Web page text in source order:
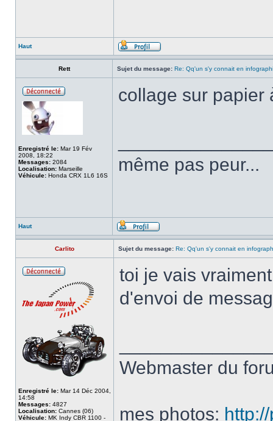
Haut
Rett Sujet du message: Re: Qq'un s'y connait en
Enregistré le: Mar 19 Fév
2008, 18:22
Messages: 2084
Localisation: Marseille
Véhicule: Honda CRX 1L6 16S
collage sur papier
même pas peur...
Haut
Carlito Sujet du message: Re: Qq'un s'y connait en
Enregistré le: Mar 14 Déc 2004,
14:58
Messages: 4827
Localisation: Cannes (06)
Véhicule: MK Indy CBR 1100 -
toi je vais
d'envoi de
Webmaster du
mes photos: